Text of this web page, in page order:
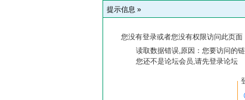
提示信息 »
您没有登录或者您没有权限访问此页
读取数据错误,原因：您要访问的
您还不是论坛会员,请先登录论坛